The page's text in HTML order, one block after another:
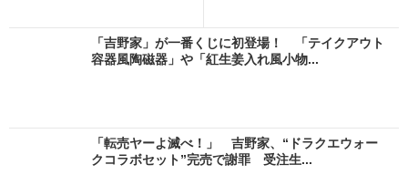
「吉野家」が一番くじに初登場！ 「テイクアウト
容器風陶磁器」や「紅生姜入れ風小物...
「転売ヤーよ滅べ！」 吉野家、“ドラクエウォー
クコラボセット”完売で謝罪 受注生...